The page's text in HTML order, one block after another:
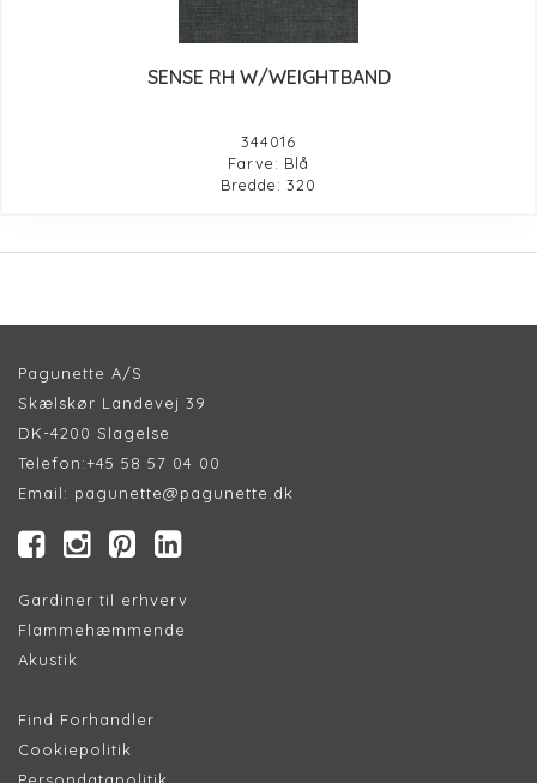
SENSE RH W/WEIGHTBAND
344016
Farve: Blå
Bredde: 320
Pagunette A/S
Skælskør Landevej 39
DK-4200 Slagelse
Telefon:+45 58 57 04 00
Email: pagunette@pagunette.dk
Gardiner til erhverv
Flammehæmmende
Akustik
Find Forhandler
Cookiepolitik